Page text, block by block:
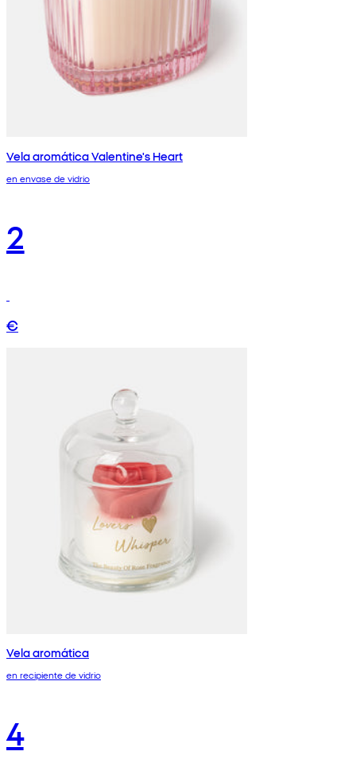
Vela aromática Valentine's Heart
en envase de vidrio
2
€
Vela aromática
en recipiente de vidrio
4